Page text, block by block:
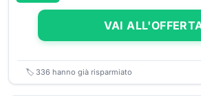
VAI
🏷️ 336 hanno già risparmiato